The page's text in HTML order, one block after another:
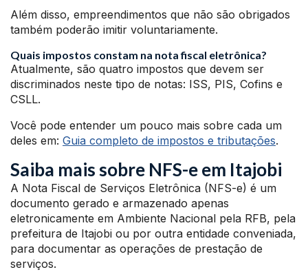
Além disso, empreendimentos que não são obrigados
também poderão imitir voluntariamente.
Quais impostos constam na nota fiscal eletrônica?
Atualmente, são quatro impostos que devem ser
discriminados neste tipo de notas: ISS, PIS, Cofins e
CSLL.
Você pode entender um pouco mais sobre cada um
deles em: Guia completo de impostos e tributações.
Saiba mais sobre NFS-e em Itajobi
A Nota Fiscal de Serviços Eletrônica (NFS-e) é um
documento gerado e armazenado apenas
eletronicamente em Ambiente Nacional pela RFB, pela
prefeitura de Itajobi ou por outra entidade conveniada,
para documentar as operações de prestação de
serviços.